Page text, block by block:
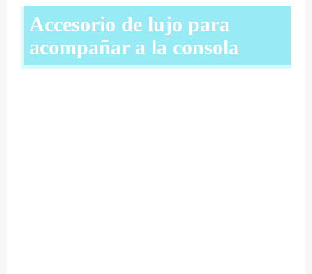
Accesorio de lujo para
acompañar a la consola